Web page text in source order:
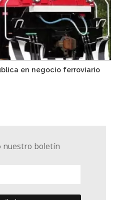
en negocio ferroviario
nuestro boletín